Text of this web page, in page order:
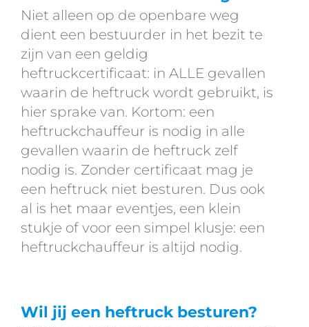
Niet alleen op de openbare weg
dient een bestuurder in het bezit te
zijn van een geldig
heftruckcertificaat: in ALLE gevallen
waarin de heftruck wordt gebruikt, is
hier sprake van. Kortom: een
heftruckchauffeur is nodig in alle
gevallen waarin de heftruck zelf
nodig is. Zonder certificaat mag je
een heftruck niet besturen. Dus ook
al is het maar eventjes, een klein
stukje of voor een simpel klusje: een
heftruckchauffeur is altijd nodig.
Wil jij een heftruck besturen?